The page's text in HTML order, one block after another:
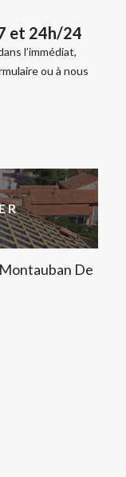
et 24h/24
l’immédiat,
ou à nous
De